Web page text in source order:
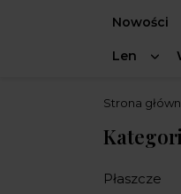
Nowości
Len
Strona
Płaszcze